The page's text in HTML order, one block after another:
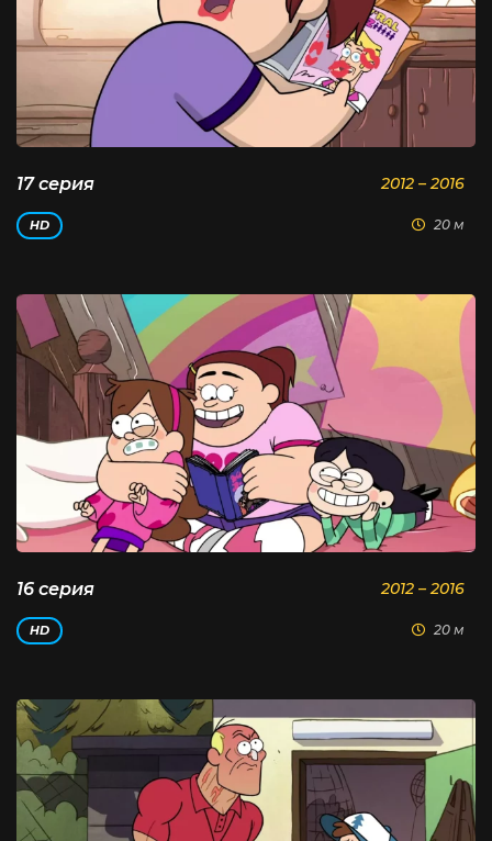
17 серия 2012 – 2016
HD 20 м
16 серия 2012 – 2016
HD 20 м